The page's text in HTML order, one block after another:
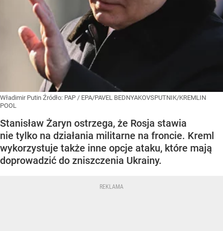
Władimir Putin Źródło: PAP / EPA/PAVEL BEDNYAKOVSPUTNIK/KREMLIN
POOL
Stanisław Żaryn ostrzega, że Rosja stawia
nie tylko na działania militarne na froncie. Kreml
wykorzystuje także inne opcje ataku, które mają
doprowadzić do zniszczenia Ukrainy.